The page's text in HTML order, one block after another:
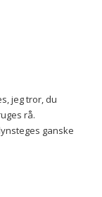
jeg tror, du
rå.
ganske